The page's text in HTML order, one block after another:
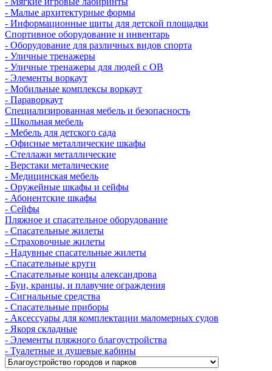
- Малые архитектурные формы
- Информационные щиты для детской площадки
Спортивное оборудование и инвентарь
- Оборудование для различных видов спорта
- Уличные тренажеры
- Уличные тренажеры для людей с ОВ
- Элементы воркаут
- Мобильные комплексы воркаут
- Параворкаут
Cпециализированная мебель и безопасность
- Школьная мебель
- Мебель для детского сада
- Офисные металлические шкафы
- Стеллажи металлические
- Верстаки металические
- Медицинская мебель
- Оружейные шкафы и сейфы
- Абонентские шкафы
- Сейфы
Пляжное и спасательное оборудование
- Спасательные жилеты
- Страховочные жилеты
- Надувные спасательные жилеты
- Спасательные круги
- Спасательные концы александрова
- Буи, кранцы, и плавучие ограждения
- Сигнальные средства
- Спасательные приборы
- Аксессуары для комплектации маломерных судов
- Якоря складные
- Элементы пляжного благоустройства
- Туалетные и душевые кабины